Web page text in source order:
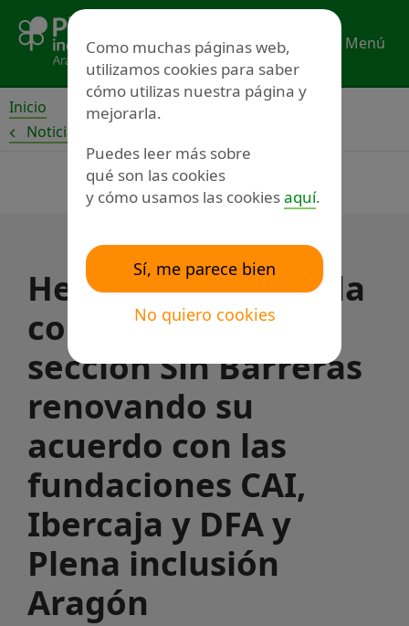
contenido
Menú
Inicio
Noticias
Heraldo garantiza la
continuidad de la
sección Sin Barreras
renovando su
acuerdo con las
fundaciones CAI,
Ibercaja y DFA y
Plena inclusión
Aragón
Como muchas páginas web,
utilizamos cookies para saber
cómo utilizas nuestra página y
mejorarla.
Puedes leer más sobre
qué son las cookies
y cómo usamos las cookiesaquí.
Sí, me parece bien
No quiero cookies